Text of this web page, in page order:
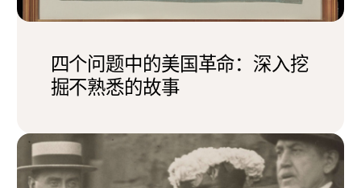
四个问题中的美国革命：深入挖
掘不熟悉的故事